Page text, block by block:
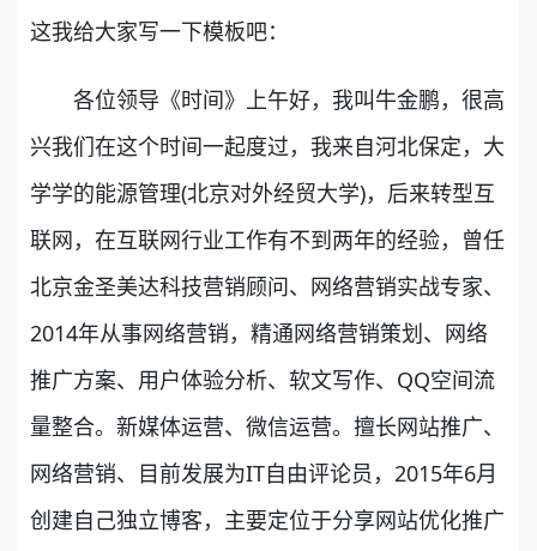
这我给大家写一下模板吧：
各位领导《时间》上午好，我叫牛金鹏，很高
兴我们在这个时间一起度过，我来自河北保定，大
学学的能源管理(北京对外经贸大学)，后来转型互
联网，在互联网行业工作有不到两年的经验，曾任
北京金圣美达科技营销顾问、网络营销实战专家、
2014年从事网络营销，精通网络营销策划、网络
推广方案、用户体验分析、软文写作、QQ空间流
量整合。新媒体运营、微信运营。擅长网站推广、
网络营销、目前发展为IT自由评论员，2015年6月
创建自己独立博客，主要定位于分享网站优化推广